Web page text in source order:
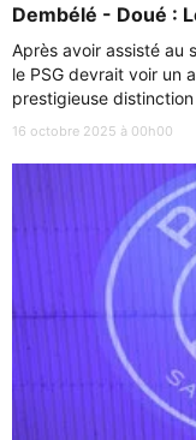
Dembélé - Doué :
Après avoir assisté au
le PSG devrait voir un
prestigieuse distinction
16 octobre 2025 à 00h00